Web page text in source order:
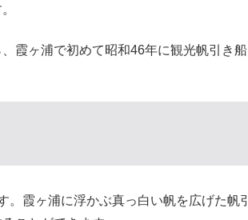
霞ヶ浦で初めて昭和46年に観光帆引き船
霞ヶ浦に浮かぶ真っ白い帆を広げた帆引